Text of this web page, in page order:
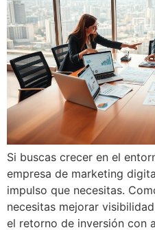
Si buscas crecer en el
empresa de marketing
impulso que necesitas.
necesitas mejorar
el retorno de inversión con